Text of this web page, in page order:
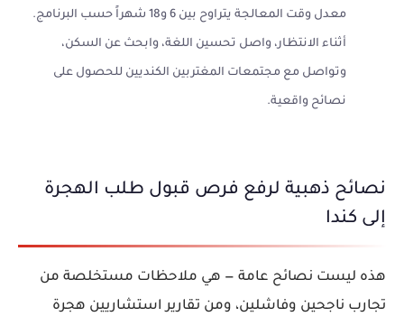
معدل وقت المعالجة يتراوح بين 6 و18 شهراً حسب البرنامج.
أثناء الانتظار، واصل تحسين اللغة، وابحث عن السكن،
وتواصل مع مجتمعات المغتربين الكنديين للحصول على
نصائح واقعية.
نصائح ذهبية لرفع فرص قبول طلب الهجرة
إلى كندا
هذه ليست نصائح عامة — هي ملاحظات مستخلصة من
تجارب ناجحين وفاشلين، ومن تقارير استشاريين هجرة